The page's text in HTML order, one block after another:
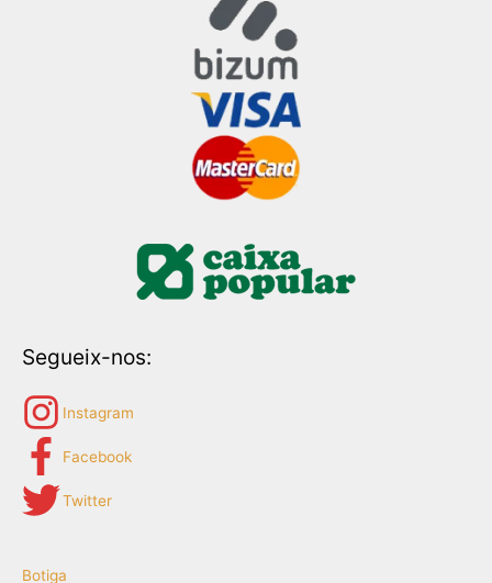
Segueix-nos:
Instagram
Facebook
Twitter
Botiga